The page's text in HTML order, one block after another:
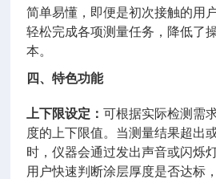
简单易懂，即便是初次接触的用
轻松完成各项测量任务，降低了
本。
四、特色功能
上下限设定：可根据实际检测需
度的上下限值。当测量结果超出
时，仪器会通过发出声音或闪烁
用户快速判断涂层厚度是否达标